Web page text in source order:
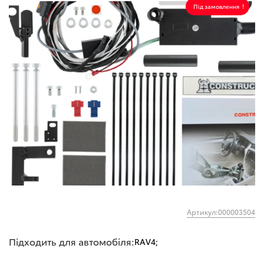
Під замовлення
Артикул:000003504
Підходить для автомобіля:RAV4;